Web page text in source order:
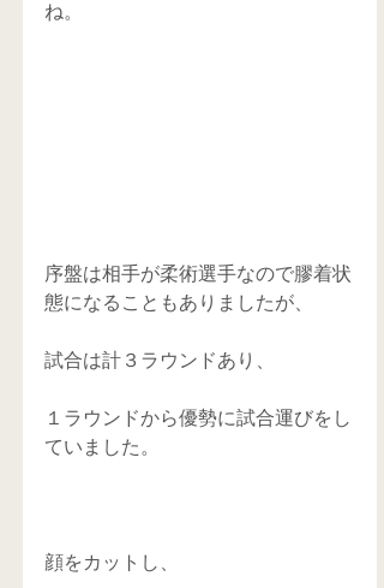
ね。
序盤は相手が柔術選手なので膠着状
態になることもありましたが、
試合は計３ラウンドあり、
１ラウンドから優勢に試合運びをし
ていました。
顔をカットし、